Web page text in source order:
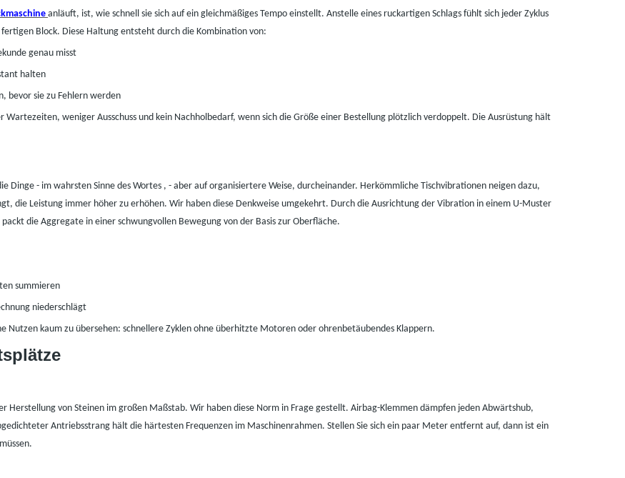
anläuft, ist, wie schnell sie sich auf ein gleichmäßiges Tempo einstellt. Anstelle eines ruckartigen Schlags fühlt sich jeder Zyklus
Block. Diese Haltung entsteht durch die Kombination von:
genau misst
halten
bevor sie zu Fehlern werden
weniger Ausschuss und kein Nachholbedarf, wenn sich die Größe einer Bestellung plötzlich verdoppelt. Die Ausrüstung hält
Dinge - im wahrsten Sinne des Wortes , - aber auf organisiertere Weise, durcheinander. Herkömmliche Tischvibrationen neigen dazu,
die Leistung immer höher zu erhöhen. Wir haben diese Denkweise umgekehrt. Durch die Ausrichtung der Vibration in einem U-Muster
die Aggregate in einer schwungvollen Bewegung von der Basis zur Oberfläche.
summieren
niederschlägt
Nutzen kaum zu übersehen: schnellere Zyklen ohne überhitzte Motoren oder ohrenbetäubendes Klappern.
Herstellung von Steinen im großen Maßstab. Wir haben diese Norm in Frage gestellt. Airbag-Klemmen dämpfen jeden Abwärtshub,
Antriebsstrang hält die härtesten Frequenzen im Maschinenrahmen. Stellen Sie sich ein paar Meter entfernt auf, dann ist ein